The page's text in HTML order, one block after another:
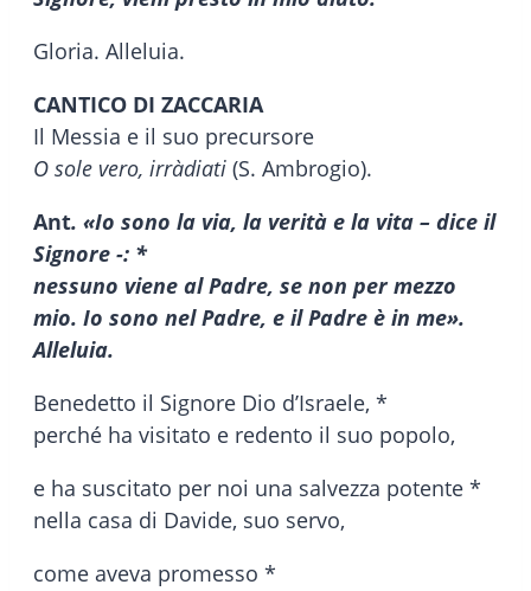
Gloria. Alleluia.
CANTICO DI ZACCARIA
Il Messia e il suo precursore
O sole vero, irràdiati (S. Ambrogio).
Ant. «Io sono la via, la verità e la vita – dice il
Signore -: *
nessuno viene al Padre, se non per mezzo
mio. Io sono nel Padre, e il Padre è in me».
Alleluia.
Benedetto il Signore Dio d’Israele, *
perché ha visitato e redento il suo popolo,
e ha suscitato per noi una salvezza potente *
nella casa di Davide, suo servo,
come aveva promesso *